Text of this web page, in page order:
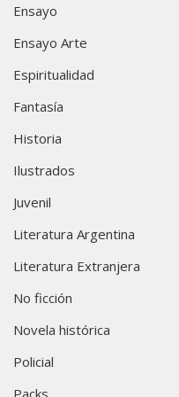
Ensayo
Ensayo Arte
Espiritualidad
Fantasía
Historia
Ilustrados
Juvenil
Literatura Argentina
Literatura Extranjera
No ficción
Novela histórica
Policial
Packs